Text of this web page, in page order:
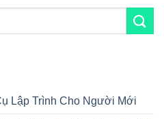
Lập Trình Cho Người Mới